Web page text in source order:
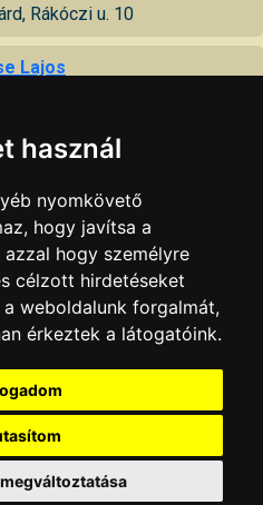
Rákóczi u. 10
Lajos
töltés, öngyújtó javítás
Széchenyi u. 19
bolt (JA-VA Bt.)
épület- és bútorvasalás
Balogh Ádám u. 104
|HIRDETÉS
© 2002 - 2026 Szeki.hu
használ
nyomkövető
hogy javítsa a
hogy személyre
célzott hirdetéseket
weboldalunk forgalmát,
érkeztek a látogatóink.